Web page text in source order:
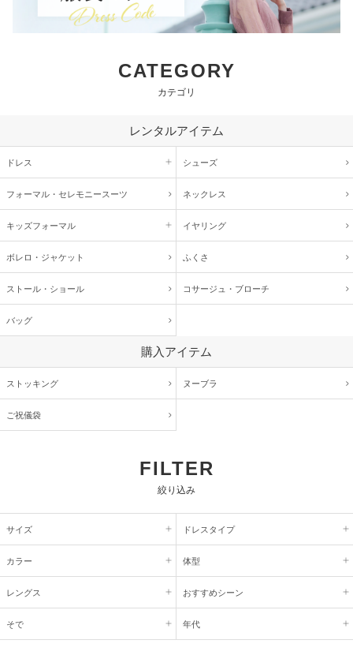
CATEGORY
カテゴリ
レンタルアイテム
ドレス シューズ
フォーマル・ セレモニースーツ ネックレス
キッズフォーマル イヤリング
ボレロ・ジャケット ふくさ
ストール・ショール コサージュ・ ブローチ
バッグ
購入アイテム
ストッキング ヌーブラ
ご祝儀袋
FILTER
絞り込み
サイズ ドレスタイプ
カラー 体型
レングス おすすめシーン
そで 年代